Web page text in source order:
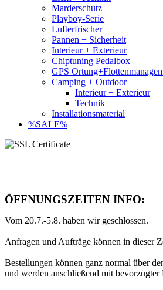
Marderschutz
Playboy-Serie
Lufterfrischer
Pannen + Sicherheit
Interieur + Exterieur
Chiptuning Pedalbox
GPS
Camping + Outdoor
Interieur + Exterieur
Technik
Installationsmaterial
%SALE%
ÖFFNUNGSZEITEN INFO:
Vom 20.7.-5.8. haben wir geschlossen.
Anfragen und Aufträge können in dieser
Bestellungen können ganz normal über
und werden anschließend mit bevorzugter